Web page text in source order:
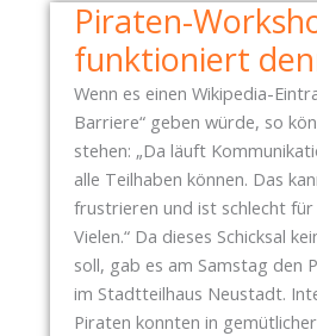
A
D
U
G
Piraten-
funktioniert
Wenn es einen Wikipedia-
Barriere“ geben würde, so
stehen: „Da läuft
alle Teilhaben können. Das
frustrieren und ist schlecht für
Vielen.“ Da dieses Schicksal
soll, gab es am Samstag den
im Stadtteilhaus Neustadt.
Piraten konnten in